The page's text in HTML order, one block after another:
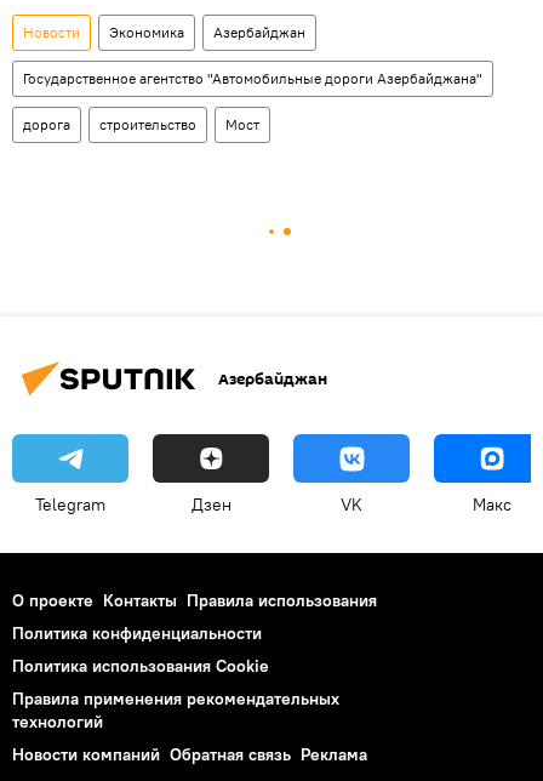
Новости Экономика Азербайджан
Государственное агентство "Автомобильные дороги Азербайджана"
дорога строительство Мост
Азербайджан
Telegram Дзен VK Макс
О проекте Контакты Правила использования
Политика конфиденциальности
Политика использования Cookie
Правила применения рекомендательных
технологий
Новости компаний Обратная связь Реклама